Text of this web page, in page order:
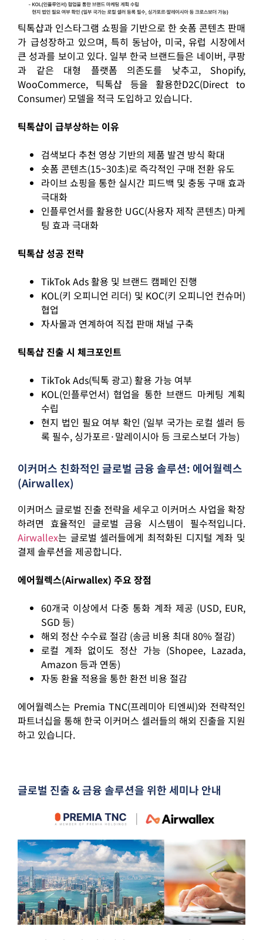
틱톡샵과 인스타그램 쇼핑을 기반으로 한 숏폼 콘텐츠 판매
가 급성장하고 있으며, 특히 동남아, 미국, 유럽 시장에서
큰 성과를 보이고 있다. 일부 한국 브랜드들은 네이버, 쿠팡
과 같은 대형 플랫폼 의존도를 낮추고, Shopify,
WooCommerce, 틱톡샵 등을 활용한D2C(Direct to
Consumer) 모델을 적극 도입하고 있습니다.
틱톡샵이 급부상하는 이유
검색보다 추천 영상 기반의 제품 발견 방식 확대
숏폼 콘텐츠(15~30초)로 즉각적인 구매 전환 유도
라이브 쇼핑을 통한 실시간 피드백 및 충동 구매 효과
극대화
인플루언서를 활용한 UGC(사용자 제작 콘텐츠) 마케
팅 효과 극대화
틱톡샵 성공 전략
TikTok Ads 활용 및 브랜드 캠페인 진행
KOL(키 오피니언 리더) 및 KOC(키 오피니언 컨슈머)
협업
자사몰과 연계하여 직접 판매 채널 구축
틱톡샵 진출 시 체크포인트
TikTok Ads(틱톡 광고) 활용 가능 여부
KOL(인플루언서) 협업을 통한 브랜드 마케팅 계획
수립
현지 법인 필요 여부 확인 (일부 국가는 로컬 셀러 등
록 필수, 싱가포르·말레이시아 등 크로스보더 가능)
이커머스 친화적인 글로벌 금융 솔루션: 에어월렉스
(Airwallex)
이커머스 글로벌 진출 전략을 세우고 이커머스 사업을 확장
하려면 효율적인 글로벌 금융 시스템이 필수적입니다.
Airwallex는 글로벌 셀러들에게 최적화된 디지털 계좌 및
결제 솔루션을 제공합니다.
에어월렉스(Airwallex) 주요 장점
60개국 이상에서 다중 통화 계좌 제공 (USD, EUR,
SGD 등)
해외 정산 수수료 절감 (송금 비용 최대 80% 절감)
로컬 계좌 없이도 정산 가능 (Shopee, Lazada,
Amazon 등과 연동)
자동 환율 적용을 통한 환전 비용 절감
에어월렉스는 Premia TNC(프레미아 티엔씨)와 전략적인
파트너십을 통해 한국 이커머스 셀러들의 해외 진출을 지원
하고 있습니다.
글로벌 진출 & 금융 솔루션을 위한 세미나 안내